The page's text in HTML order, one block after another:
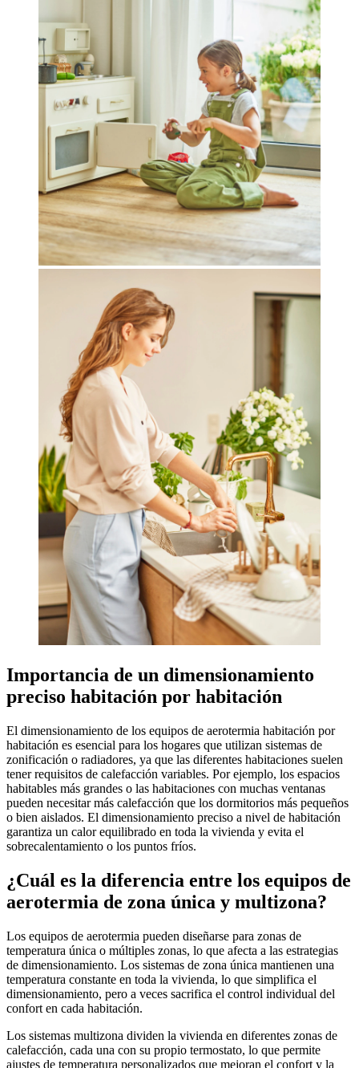
Importancia de un dimensionamiento
preciso habitación por habitación
El dimensionamiento de los equipos de aerotermia habitación por
habitación es esencial para los hogares que utilizan sistemas de
zonificación o radiadores, ya que las diferentes habitaciones suelen
tener requisitos de calefacción variables. Por ejemplo, los espacios
habitables más grandes o las habitaciones con muchas ventanas
pueden necesitar más calefacción que los dormitorios más pequeños
o bien aislados. El dimensionamiento preciso a nivel de habitación
garantiza un calor equilibrado en toda la vivienda y evita el
sobrecalentamiento o los puntos fríos.
¿Cuál es la diferencia entre los equipos de
aerotermia de zona única y multizona?
Los equipos de aerotermia pueden diseñarse para zonas de
temperatura única o múltiples zonas, lo que afecta a las estrategias
de dimensionamiento. Los sistemas de zona única mantienen una
temperatura constante en toda la vivienda, lo que simplifica el
dimensionamiento, pero a veces sacrifica el control individual del
confort en cada habitación.
Los sistemas multizona dividen la vivienda en diferentes zonas de
calefacción, cada una con su propio termostato, lo que permite
ajustes de temperatura personalizados que mejoran el confort y la